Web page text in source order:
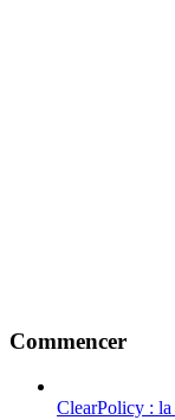
Commencer
ClearPolicy : la